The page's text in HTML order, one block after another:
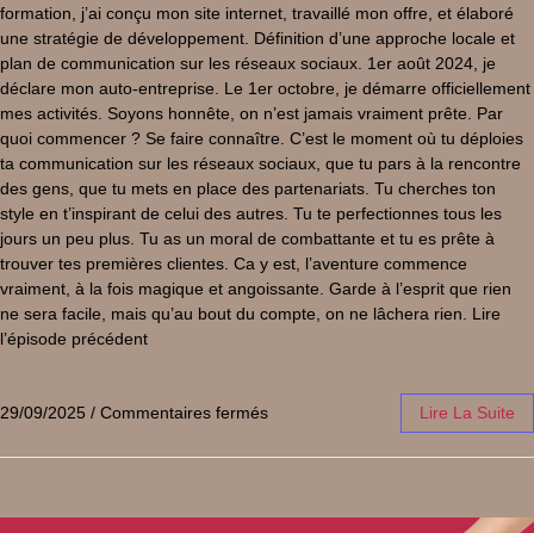
formation, j’ai conçu mon site internet, travaillé mon offre, et élaboré
une stratégie de développement. Définition d’une approche locale et
plan de communication sur les réseaux sociaux. 1er août 2024, je
déclare mon auto-entreprise. Le 1er octobre, je démarre officiellement
mes activités. Soyons honnête, on n’est jamais vraiment prête. Par
quoi commencer ? Se faire connaître. C’est le moment où tu déploies
ta communication sur les réseaux sociaux, que tu pars à la rencontre
des gens, que tu mets en place des partenariats. Tu cherches ton
style en t’inspirant de celui des autres. Tu te perfectionnes tous les
jours un peu plus. Tu as un moral de combattante et tu es prête à
trouver tes premières clientes. Ca y est, l’aventure commence
vraiment, à la fois magique et angoissante. Garde à l’esprit que rien
ne sera facile, mais qu’au bout du compte, on ne lâchera rien. Lire
l’épisode précédent
29/09/2025 / Commentaires fermés Lire La Suite